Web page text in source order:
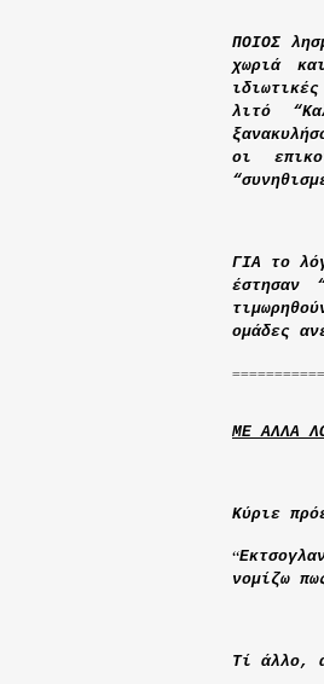
ΠΟΙΟΣ
χωριά
λιτό
οι
ΓΙΑ το
έστησαν
ομάδες
ΜΕ ΑΛΛΑ
Κύριε
“
νομίζω
Τί άλλο,